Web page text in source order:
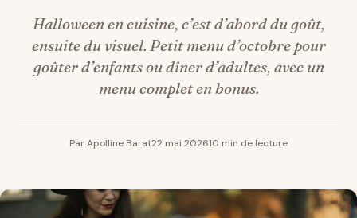
Halloween en cuisine, c’est d’abord du goût,
ensuite du visuel. Petit menu d’octobre pour
goûter d’enfants ou dîner d’adultes, avec un
menu complet en bonus.
Par Apolline Barat22 mai 202610 min de lecture